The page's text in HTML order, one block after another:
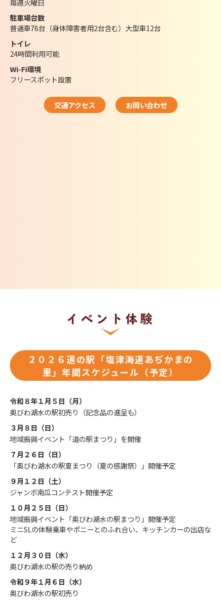
毎週火曜日
駐車場台数
普通車76台（身体障害者用2台含む）大型車12台
トイレ
24時間利用可能
Wi-Fi環境
フリースポット設置
交通アクセス お問い合わせ
イベント体験
２０２６道の駅「塩津海道あぢかまの
里」年間スケジュール（予定）
令和８年１月５日（月）
奥びわ湖水の駅初売り（記念品の進呈も）
３月８日（日）
地域振興イベント「道の駅まつり」を開催
７月２６日（日）
「奥びわ湖水の駅夏まつり（夏の感謝祭）」開催予定
９月１２日（土）
ジャンボ南瓜コンテスト開催予定
１０月２５日（日）
地域振興イベント「奥びわ湖水の駅まつり」開催予定
ミニSLの体験乗車やポニーとのふれ合い、キッチンカーの出店な
ど
１２月３０日（水）
奥びわ湖水の駅の売り納め
令和９年１月６日（水）
奥びわ湖水の駅初売り